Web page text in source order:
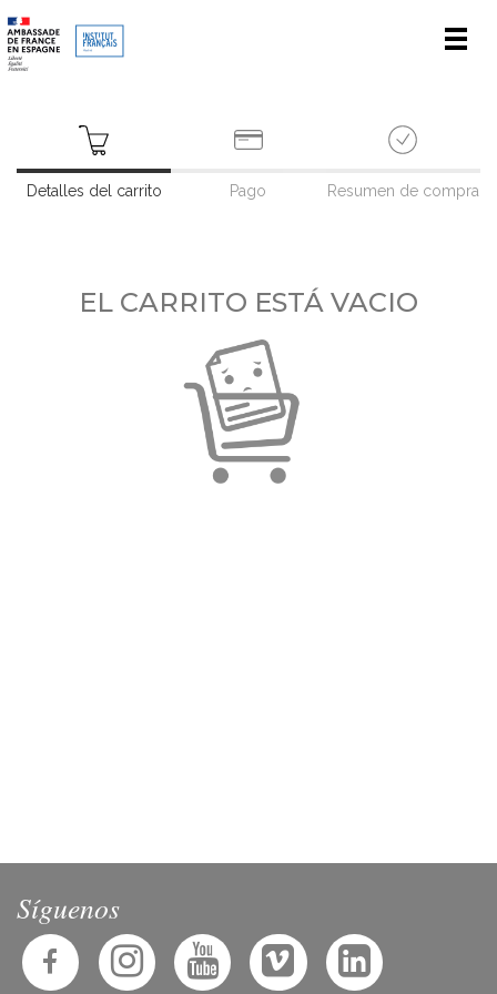
Detalles del carrito Pago Resumen de compra
EL CARRITO ESTÁ VACIO
Síguenos